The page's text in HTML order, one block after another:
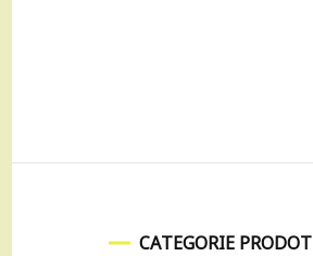
CATEGORIE